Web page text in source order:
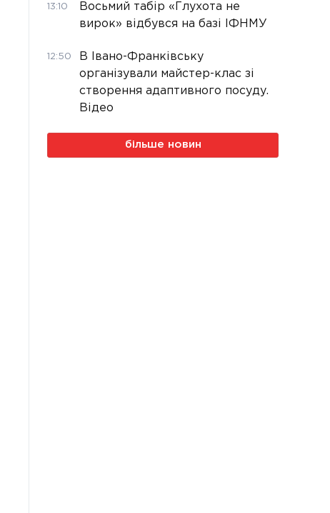
13:10
Восьмий табір «Глухота не
вирок» відбувся на базі ІФНМУ
12:50
В Івано-Франківську
організували майстер-клас зі
створення адаптивного посуду.
Відео
більше новин